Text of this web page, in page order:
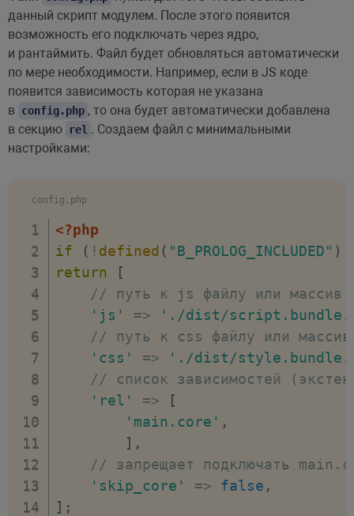
данный скрипт модулем. После этого появится
возможность его подключать через ядро,
и рантаймить. Файл будет обновляться автоматически
по мере необходимости. Например, если в JS коде
появится зависимость которая не указана
в config.php , то она будет автоматически добавлена
в секцию
rel . Создаем файл с минимальными
настройками:
config.php
<?php
if
( ! defined ( "B_PROLOG_INCLUDED" )
return
[
// путь к js файлу или массив
'js'
=>
'./dist/
// путь к css файлу или массив
'css'
=>
'./dist/
// список зависимостей
'rel'
=>
[
'main.core' ,
] ,
// запрещает подключать
'skip_core'
=> false ,
] ;